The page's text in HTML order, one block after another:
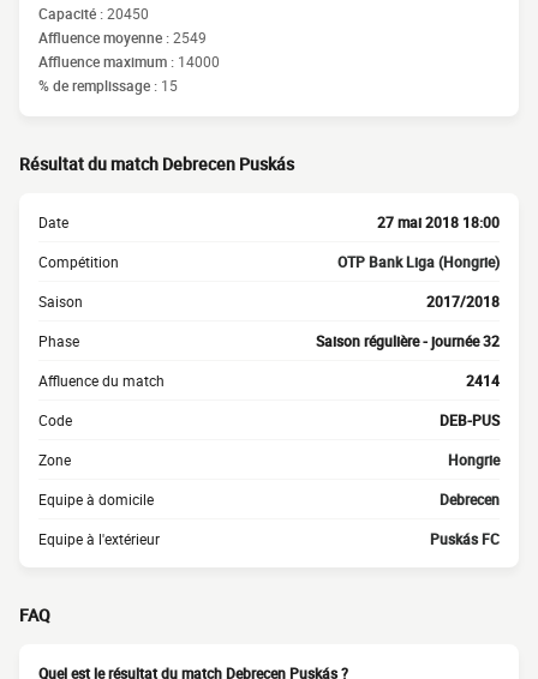
Capacité :20450
Affluence moyenne :2549
Affluence maximum : 14000
% de remplissage : 15
Résultat du match Debrecen Puskás
Date 27 mai 2018 18:00
Compétition OTP Bank Liga (Hongrie)
Saison 2017/2018
Phase Saison régulière - journée 32
Affluence du match 2414
Code DEB-PUS
Zone Hongrie
Equipe à domicile Debrecen
Equipe à l'extérieur Puskás FC
FAQ
Quel est le résultat du match Debrecen Puskás ?